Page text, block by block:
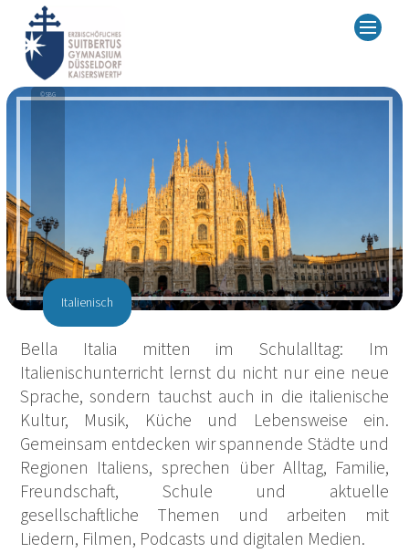
© SBG
Italienisch
Bella Italia mitten im Schulalltag: Im
Italienischunterricht lernst du nicht nur eine neue
Sprache, sondern tauchst auch in die italienische
Kultur, Musik, Küche und Lebensweise ein.
Gemeinsam entdecken wir spannende Städte und
Regionen Italiens, sprechen über Alltag, Familie,
Freundschaft, Schule und aktuelle
gesellschaftliche Themen und arbeiten mit
Liedern, Filmen, Podcasts und digitalen Medien.